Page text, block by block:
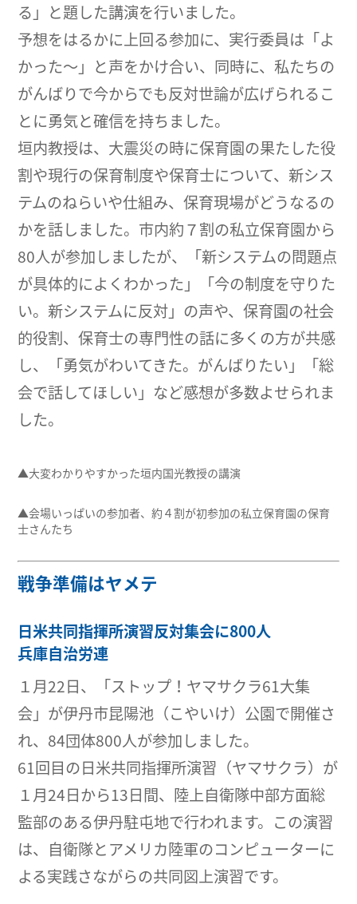
る」と題した講演を行いました。
予想をはるかに上回る参加に、実行委員は「よ
かった〜」と声をかけ合い、同時に、私たちの
がんばりで今からでも反対世論が広げられるこ
とに勇気と確信を持ちました。
垣内教授は、大震災の時に保育園の果たした役
割や現行の保育制度や保育士について、新シス
テムのねらいや仕組み、保育現場がどうなるの
かを話しました。市内約７割の私立保育園から
80人が参加しましたが、「新システムの問題点
が具体的によくわかった」「今の制度を守りた
い。新システムに反対」の声や、保育園の社会
的役割、保育士の専門性の話に多くの方が共感
し、「勇気がわいてきた。がんばりたい」「総
会で話してほしい」など感想が多数よせられま
した。
▲大変わかりやすかった垣内国光教授の講演
▲会場いっぱいの参加者、約４割が初参加の私立保育園の保育
士さんたち
戦争準備はヤメテ
日米共同指揮所演習反対集会に800人
兵庫自治労連
１月22日、「ストップ！ヤマサクラ61大集
会」が伊丹市昆陽池（こやいけ）公園で開催さ
れ、84団体800人が参加しました。
61回目の日米共同指揮所演習（ヤマサクラ）が
１月24日から13日間、陸上自衛隊中部方面総
監部のある伊丹駐屯地で行われます。この演習
は、自衛隊とアメリカ陸軍のコンピューターに
よる実践さながらの共同図上演習です。